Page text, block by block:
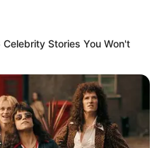
Stories You Won't